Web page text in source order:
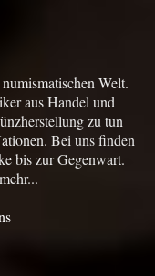
Welt.
aus Handel und
zu tun
Bei uns finden
bis zur Gegenwart.